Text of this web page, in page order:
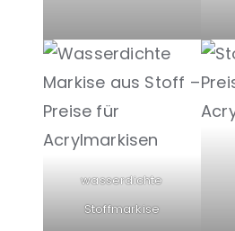
wasserdichte
Stoffmarkise